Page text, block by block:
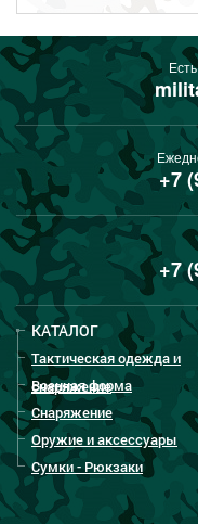
+7
+7
КАТАЛОГ
Тактическая одежда и
снаряжение
Военная форма
Снаряжение
Оружие и аксессуары
Сумки - Рюкзаки